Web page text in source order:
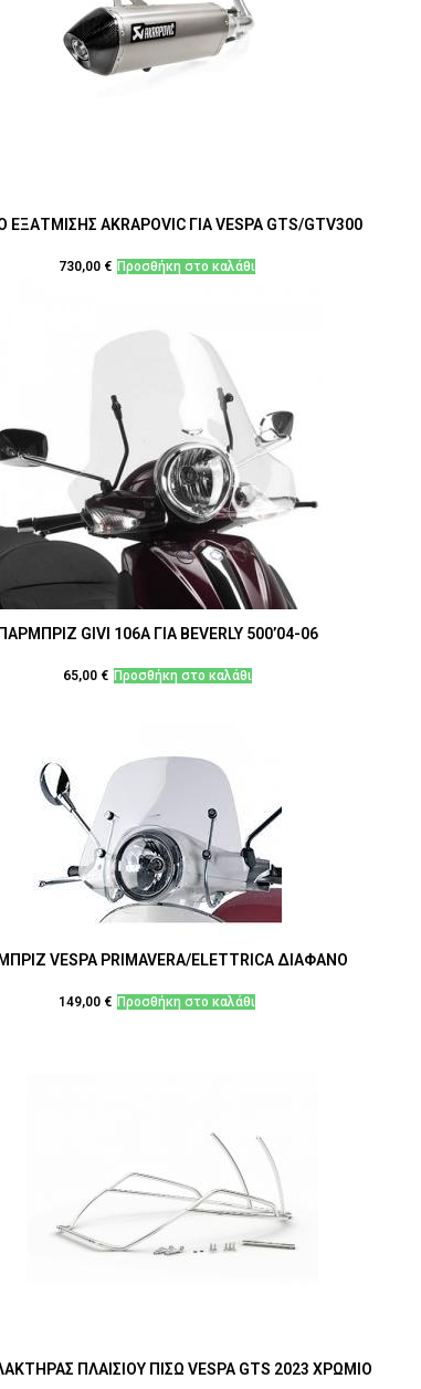
ΕΞΑΤΜΙΣΗΣ AKRAPOVIC ΓΙΑ VESPA GTS/GTV300
730,00 € Προσθήκη στο καλάθι
ΠΑΡΜΠΡΙΖ GIVI 106A ΓΙΑ BEVERLY 500’04-06
65,00 € Προσθήκη στο καλάθι
VESPA PRIMAVERA/ELETTRICA ΔΙΑΦΑΝΟ
149,00 € Προσθήκη στο καλάθι
ΠΛΑΙΣΙΟΥ ΠΙΣΩ VESPA GTS 2023 ΧΡΩΜΙΟ